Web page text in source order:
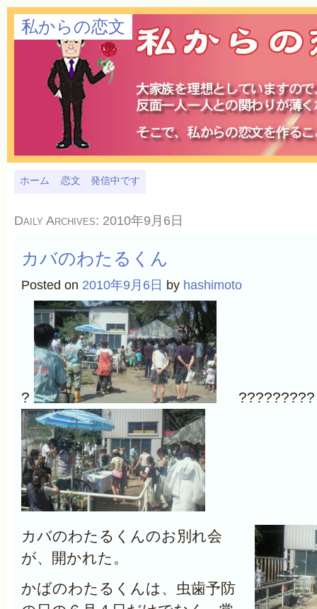
私からの恋文
ホーム 恋文 発信中です
Daily Archives: 2010年9月6日
カバのわたるくん
Posted on 2010年9月6日 by hashimoto
? ?????????
カバのわたるくんのお別れ会
が、開かれた。
かばのわたるくんは、虫歯予防